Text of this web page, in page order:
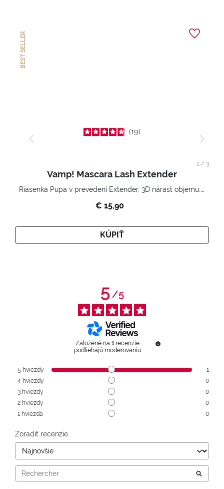
BEST SELLER
19
Vamp! Mascara Lash Extender
Riasenka Pupa v prevedení Extender. 3D nárast objemu. Nekonečne zhutnené a nadvihnuté riasy.
€ 15,90
KÚPIŤ
1 / 3
5/5
Založené na 1 recenzie
podliehajú moderovaniu
5 hviezdy
1
4 hviezdy
0
3 hviezdy
0
2 hviezdy
0
1 hviezda 0
Zoradiť recenzie